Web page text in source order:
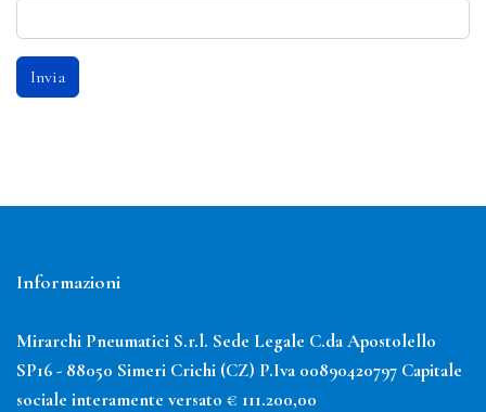
Invia
Informazioni
Mirarchi Pneumatici S.r.l. Sede Legale C.da Apostolello
SP16 - 88050 Simeri Crichi (CZ) P.Iva 00890420797 Capitale
sociale interamente versato € 111.200,00